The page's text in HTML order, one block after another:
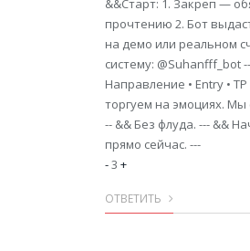
&&Старт: 1. Закреп —
прочтению 2. Бот
на демо или реальном
систему: @Suhanfff_bot
Направление • Entry •
торгуем на эмоциях. Мы
-- && Без флуда. --- &&
прямо сейчас. ---
-3 +
ОТВЕТИТЬ